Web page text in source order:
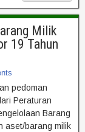
Milik
19 Tahun
pedoman
Peraturan
Barang
aset/barang milik